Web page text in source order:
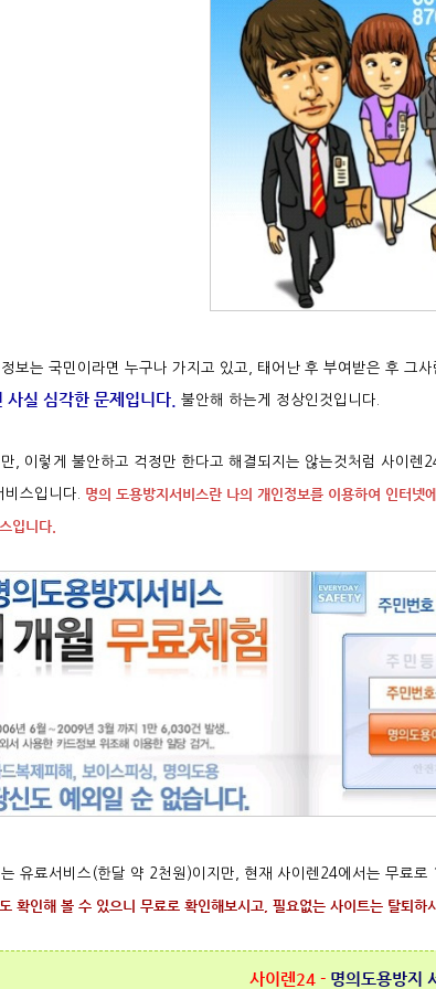
보는 국민이라면 누구나 가지고 있고, 태어난 후 부여받은 후 그
사실 심각한 문제입니다.
불안해 하는게 정상인것입니다.
만, 이렇게 불안하고 걱정만 한다고 해결되지는 않는것처럼 사이
비스입니다.
명의 도용방지서비스란 나의 개인정보를 이용하여 인터
입니다.
유료서비스(한달 약 2천원)이지만, 현재 사이렌24에서는 무료로
확인해 볼 수 있으니 무료로 확인해보시고, 필요없는 사이트는 탈퇴하
사이렌24 - 명의도용방지